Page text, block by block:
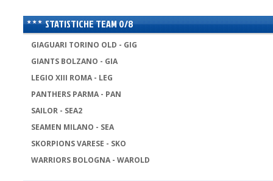
STATISTICHE TEAM 0/8
GIAGUARI TORINO OLD - GIG
GIANTS BOLZANO - GIA
LEGIO XIII ROMA - LEG
PANTHERS PARMA - PAN
SAILOR - SEA2
SEAMEN MILANO - SEA
SKORPIONS VARESE - SKO
WARRIORS BOLOGNA - WAROLD